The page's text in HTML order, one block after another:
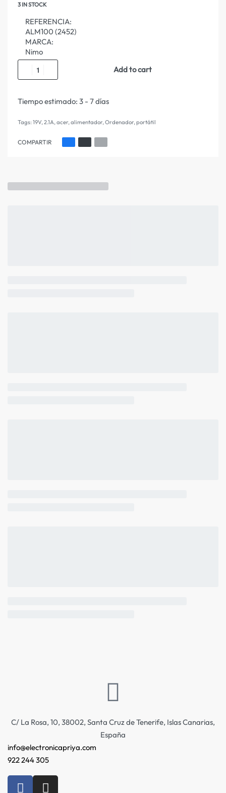
3 IN STOCK
REFERENCIA:
ALM100 (2452)
MARCA:
Nimo
Add to cart
Tiempo estimado: 3 - 7 días
Tags: 19V,2.1A,acer,alimentador,Ordenador,portátil
COMPARTIR
C/ La Rosa, 10, 38002, Santa Cruz de Tenerife, Islas Canarias,
España
info@electronicapriya.com
922 244 305